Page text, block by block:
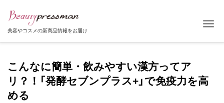
美容やコスメの新商品情報をお届け
こんなに簡単・飲みやすい漢方ってア
リ？！「発酵セブンプラス+」で免疫力を高
める